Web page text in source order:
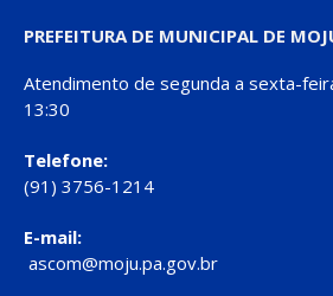
PREFEITURA DE MUNICIPAL DE
Atendimento de segunda a sexta-
13:30
Telefone:
(91) 3756-1214
E-mail:
ascom@moju.pa.gov.br